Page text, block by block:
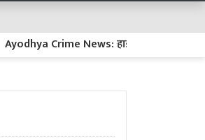
Crime News: हाईवे पर खड़े ट्रकों से डीजल